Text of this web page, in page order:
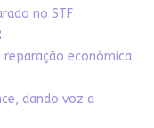
no STF
econômica
dando voz a